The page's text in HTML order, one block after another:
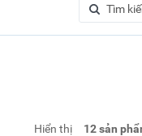
Hiển thị